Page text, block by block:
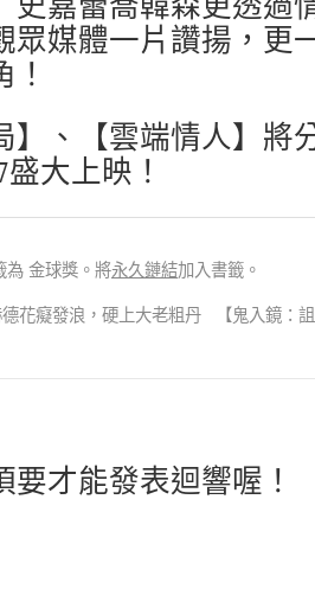
眾媒體一片讚揚，更
】、【雲端情人】將
大上映！
為 金球獎。將永久鏈結加入書籤。
花癡發浪，硬上大老粗丹
【鬼入鏡：
要才能發表迴響喔！